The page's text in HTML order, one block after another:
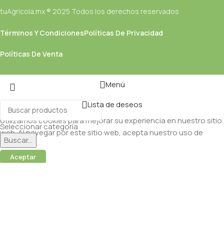
tuAgricola.mx ® 2025 Todos los derechos reservados
Términos Y CondicionesPolíticas De Privacidad
Políticas De Venta
Seleccionar categoría
Buscar...
Menú
Lista de deseos
Utilizamos cookies para mejorar su experiencia en nuestro sitio
web. Al navegar por este sitio web, acepta nuestro uso de
cookies.
Aceptar